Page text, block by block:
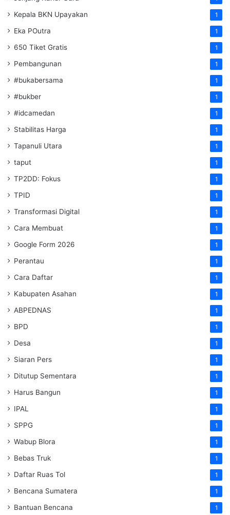
Kepala BKN Upayakan 1
Eka POutra 1
650 Tiket Gratis 1
Pembangunan 1
#bukabersama 1
#bukber 1
#idcamedan 1
Stabilitas Harga 1
Tapanuli Utara 1
taput 1
TP2DD: Fokus 1
TPID 1
Transformasi Digital 1
Cara Membuat 1
Google Form 2026 1
Perantau 1
Cara Daftar 1
Kabupaten Asahan 1
ABPEDNAS 1
BPD 1
Desa 1
Siaran Pers 1
Ditutup Sementara 1
Harus Bangun 1
IPAL 1
SPPG 1
Wabup Blora 1
Bebas Truk 1
Daftar Ruas Tol 1
Bencana Sumatera 1
Bantuan Bencana 1